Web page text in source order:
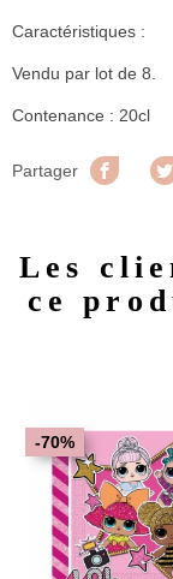
Caractéristiques :
Vendu par lot de 8.
Contenance : 20cl
Partager
Les
ce
-70%